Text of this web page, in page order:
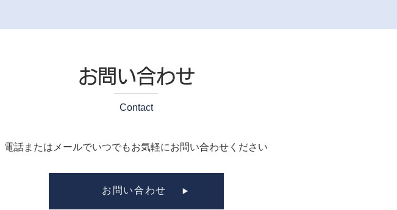
お問い合わせ
Contact
電話またはメールでいつでもお気軽にお問い合わせください
お問い合わせ